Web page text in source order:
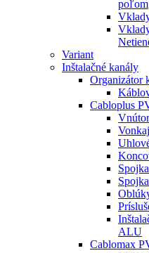
poľom
Variant
Inštalačné kanály
Organizátor
Cabloplus
ALU
Cablomax